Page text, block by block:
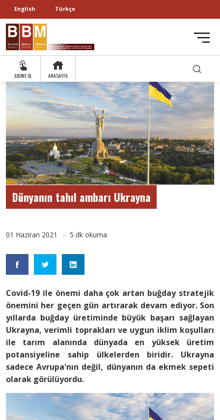
English Türkçe
ABONE OL ANASAYFA
Dünyanın tahıl ambarı Ukrayna
01 Haziran 2021 5 dk okuma
Covid-19 ile önemi daha çok artan buğday stratejik
önemini her geçen gün artırarak devam ediyor. Son
yıllarda buğday üretiminde büyük başarı sağlayan
Ukrayna, verimli toprakları ve uygun iklim koşulları
ile tarım alanında dünyada en yüksek üretim
potansiyeline sahip ülkelerden biridir. Ukrayna
sadece Avrupa'nın değil, dünyanın da ekmek sepeti
olarak görülüyordu.